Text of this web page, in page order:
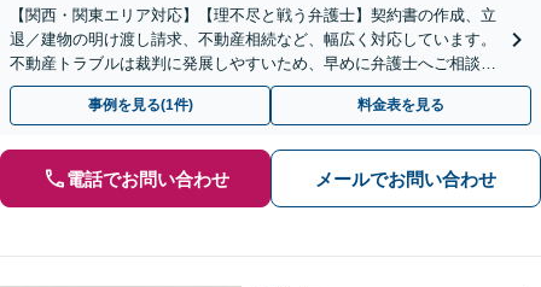
【関西・関東エリア対応】【理不尽と戦う弁護士】契約書の作成、立
退／建物の明け渡し請求、不動産相続など、幅広く対応しています。
不動産トラブルは裁判に発展しやすいため、早めに弁護士へご相談く
ださい。【電話・メール・WEB相談可】
事例を見る(1件) 料金表を見る
電話でお問い合わせ メールでお問い合わせ